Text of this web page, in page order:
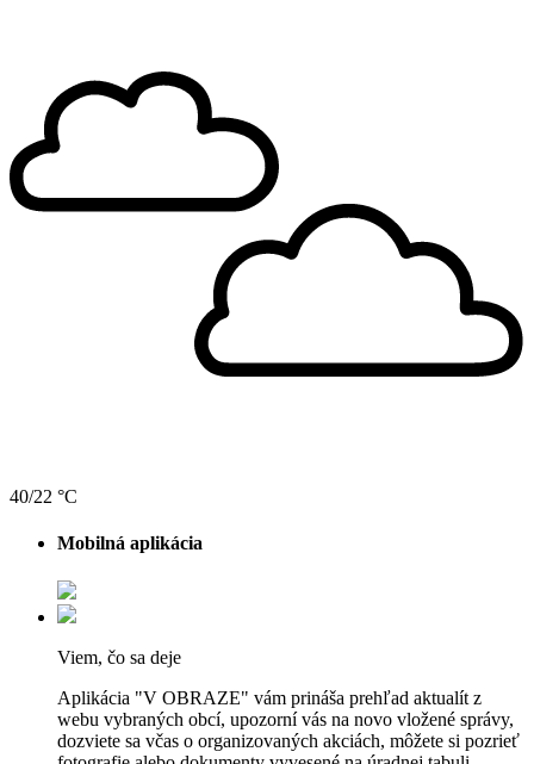
40/22 °C
Mobilná aplikácia
Viem, čo sa deje
Aplikácia "V OBRAZE" vám prináša prehľad aktualít z
webu vybraných obcí, upozorní vás na novo vložené správy,
dozviete sa včas o organizovaných akciách, môžete si pozrieť